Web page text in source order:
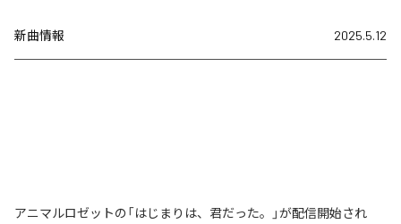
新曲情報 2025.5.12
アニマルロゼットの「はじまりは、君だった。」が配信開始され